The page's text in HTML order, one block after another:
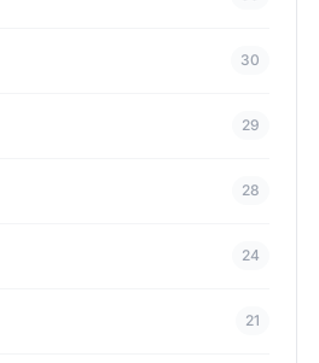
30
29
28
24
21